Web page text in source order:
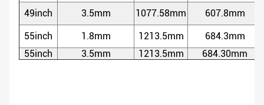
49inch 3.5mm 1077.58mm 607.8mm
55inch 1.8mm 1213.5mm
684.3mm
55inch
3.5mm 1213.5mm 684.30mm